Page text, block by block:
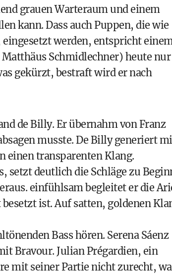
grauen Warteraum und einem
kann. Dass auch Puppen, die wie
werden, entspricht
Schmidlechner) heute nur
gekürzt, bestraft wird er nach
de Billy. Er übernahm von Franz
musste. De Billy generiert
einen transparenten Klang.
setzt deutlich die Schläge zu
einfühlsam begleitet er die
ist. Auf satten, goldenen
Bass hören. Serena Sáenz
Bravour. Julian Prégardien, ein
mit seiner Partie nicht zurecht,